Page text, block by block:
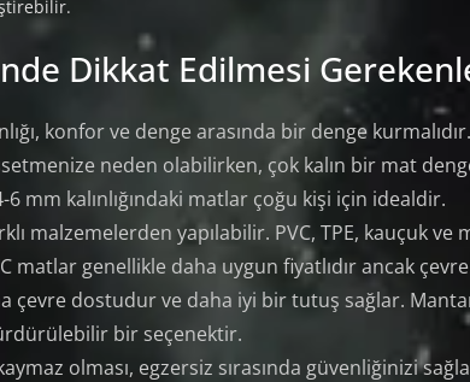
Dikkat Edilmesi
konfor ve denge arasında bir denge
neden olabilirken, çok kalın bir mat
mm kalınlığındaki matlar çoğu kişi için idealdir.
malzemelerden yapılabilir. PVC, TPE, kauçuk ve
matlar genellikle daha uygun fiyatlıdır ancak
çevre dostudur ve daha iyi bir tutuş sağlar.
bir seçenektir.
olması, egzersiz sırasında güvenliğinizi